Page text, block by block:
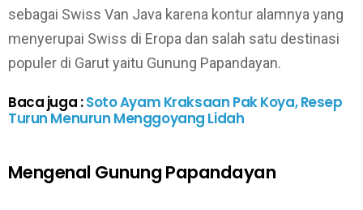
sebagai Swiss Van Java karena kontur alamnya yang
menyerupai Swiss di Eropa dan salah satu destinasi
populer di Garut yaitu Gunung Papandayan.
Baca juga :Soto Ayam Kraksaan Pak Koya, Resep
Turun Menurun Menggoyang Lidah
Mengenal Gunung Papandayan